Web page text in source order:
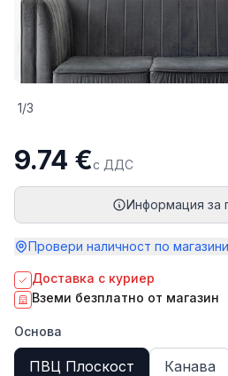
1/3
9.74 €с ДДС
Информация за
Провери наличност по магазини
Доставка с куриер
Вземи безплатно от магазин
Основа
ПВЦ Плоскост Канава